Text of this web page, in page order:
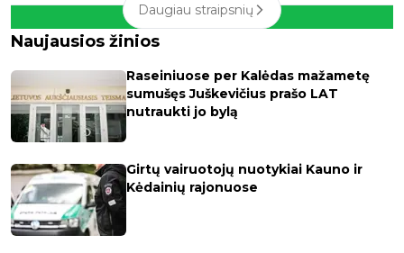
Daugiau straipsnių
Naujausios žinios
Raseiniuose per Kalėdas mažametę
sumušęs Juškevičius prašo LAT
nutraukti jo bylą
Girtų vairuotojų nuotykiai Kauno ir
Kėdainių rajonuose